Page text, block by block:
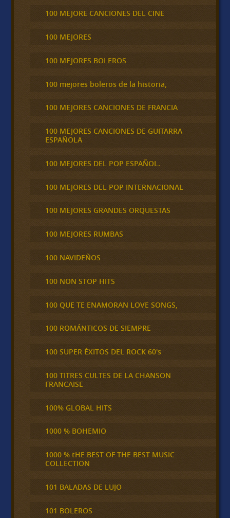
100 MEJORE CANCIONES DEL CINE
100 MEJORES
100 MEJORES BOLEROS
100 mejores boleros de la historia,
100 MEJORES CANCIONES DE FRANCIA
100 MEJORES CANCIONES DE GUITARRA
ESPAÑOLA
100 MEJORES DEL POP ESPAÑOL.
100 MEJORES DEL POP INTERNACIONAL
100 MEJORES GRANDES ORQUESTAS
100 MEJORES RUMBAS
100 NAVIDEÑOS
100 NON STOP HITS
100 QUE TE ENAMORAN LOVE SONGS,
100 ROMÁNTICOS DE SIEMPRE
100 SUPER ÉXITOS DEL ROCK 60's
100 TITRES CULTES DE LA CHANSON
FRANCAISE
100% GLOBAL HITS
1000 % BOHEMIO
1000 % tHE BEST OF THE BEST MUSIC
COLLECTION
101 BALADAS DE LUJO
101 BOLEROS